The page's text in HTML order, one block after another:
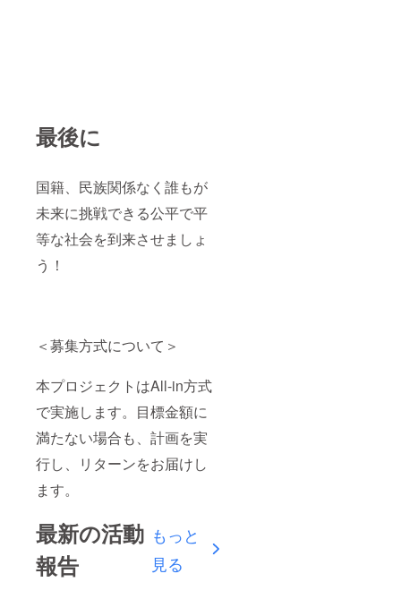
最後に
国籍、民族関係なく誰もが
未来に挑戦できる公平で平
等な社会を到来させましょ
う！
＜募集方式について＞
本プロジェクトはAll-in方式
で実施します。目標金額に
満たない場合も、計画を実
行し、リターンをお届けし
ます。
最新の活動
報告
もっと
見る